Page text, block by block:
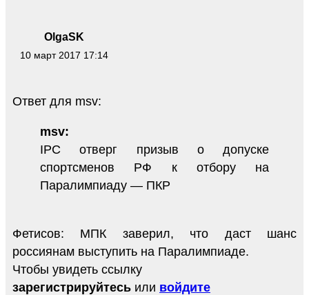
OlgaSK
10 март 2017 17:14
Ответ для msv:
msv:
IPC отверг призыв о допуске
спортсменов РФ к отбору на
Паралимпиаду — ПКР
Фетисов: МПК заверил, что даст шанс
россиянам выступить на Паралимпиаде.
Чтобы увидеть ссылку
зарегистрируйтесь или войдите